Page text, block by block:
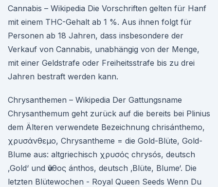
Cannabis – Wikipedia Die Vorschriften gelten für Hanf
mit einem THC-Gehalt ab 1 %. Aus ihnen folgt für
Personen ab 18 Jahren, dass insbesondere der
Verkauf von Cannabis, unabhängig von der Menge,
mit einer Geldstrafe oder Freiheitsstrafe bis zu drei
Jahren bestraft werden kann.
Chrysanthemen – Wikipedia Der Gattungsname
Chrysanthemum geht zurück auf die bereits bei Plinius
dem Älteren verwendete Bezeichnung chrisánthemo,
χρυσάνθεμο, Chrysantheme = die Gold-Blüte, Gold-
Blume aus: altgriechisch χρυσός chrysós, deutsch
‚Gold‘ und ἄνθος ánthos, deutsch ‚Blüte, Blume‘. Die
letzten Blütewochen - Royal Queen Seeds Wenn Du